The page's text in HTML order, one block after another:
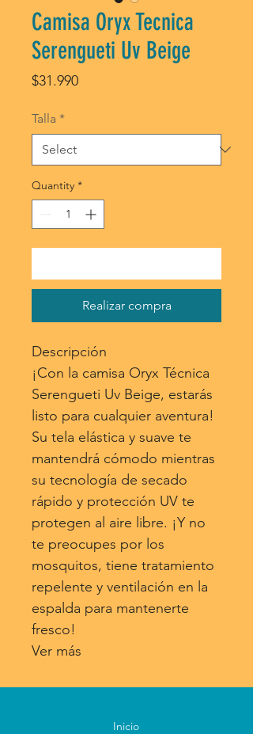
Camisa Oryx Tecnica
Serengueti Uv Beige
$31.990Price
Talla *
Quantity *
Realizar compra
Descripción
¡Con la camisa Oryx Técnica
Serengueti Uv Beige, estarás
listo para cualquier aventura!
Su tela elástica y suave te
mantendrá cómodo mientras
su tecnología de secado
rápido y protección UV te
protegen al aire libre. ¡Y no
te preocupes por los
mosquitos, tiene tratamiento
repelente y ventilación en la
espalda para mantenerte
fresco!
Ver más
Inicio